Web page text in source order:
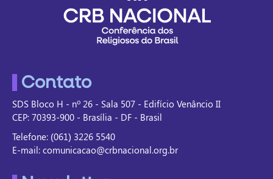
Contato
SDS Bloco H - nº 26 - Sala 507 - Edifício Venâncio II
CEP: 70393-900 - Brasília - DF - Brasil
Telefone: (061) 3226 5540
E-mail: comunicacao@crbnacional.org.br